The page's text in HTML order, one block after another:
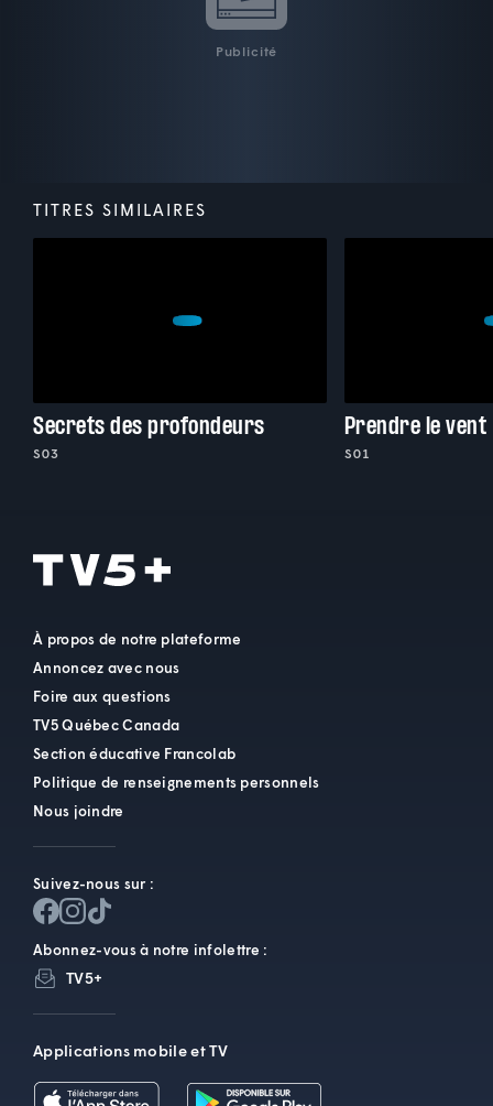
Publicité
TITRES SIMILAIRES
Secrets des profondeurs
S03
Prendre le vent
S01
À propos de notre plateforme
Annoncez avec nous
Foire aux questions
TV5 Québec Canada
Section éducative Francolab
Politique de renseignements personnels
Nous joindre
Suivez-nous sur :
Abonnez-vous à notre infolettre :
TV5+
Applications mobile et TV